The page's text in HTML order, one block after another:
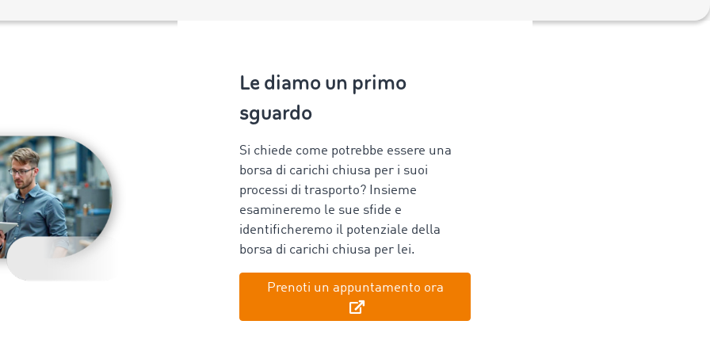
Le diamo un primo
sguardo
Si chiede come potrebbe essere una
borsa di carichi chiusa per i suoi
processi di trasporto? Insieme
esamineremo le sue sfide e
identificheremo il potenziale della
borsa di carichi chiusa per lei.
Prenoti un appuntamento ora